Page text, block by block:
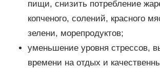
пищи, снизить потребление
копченого, солений, красного
зелени, морепродуктов;
уменьшение уровня стрессов,
времени на отдых и